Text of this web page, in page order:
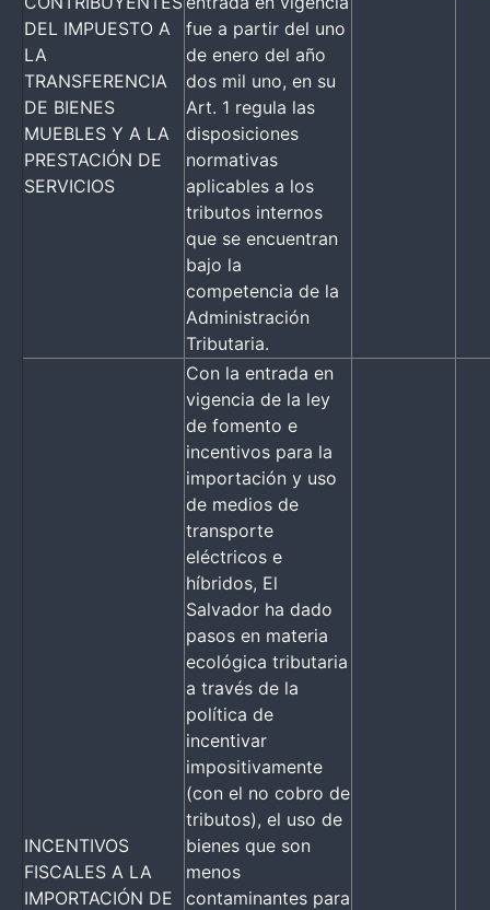
DEL IMPUESTO A
LA
TRANSFERENCIA
DE BIENES
MUEBLES Y A LA
PRESTACIÓN DE
SERVICIOS
fue a partir del uno
de enero del año
dos mil uno, en su
Art. 1 regula las
disposiciones
normativas
aplicables a los
tributos internos
que se encuentran
bajo la
competencia de la
Administración
Tributaria.
INCENTIVOS
FISCALES A LA
IMPORTACIÓN DE
Con la entrada en
vigencia de la ley
de fomento e
incentivos para la
importación y uso
de medios de
transporte
eléctricos e
híbridos, El
Salvador ha dado
pasos en materia
ecológica tributaria
a través de la
política de
incentivar
impositivamente
(con el no cobro de
tributos), el uso de
bienes que son
menos
contaminantes para